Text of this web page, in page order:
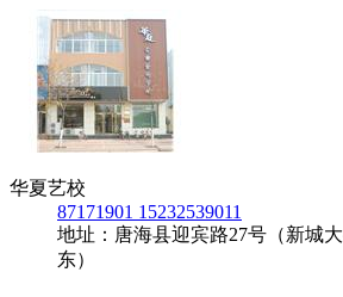
华夏艺校
87171901 15232539011
地址：唐海县迎宾路27号（新城
东）